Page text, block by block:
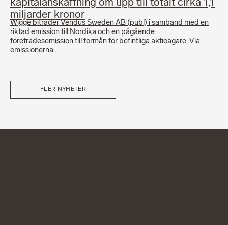
kapitalanskaffning om upp till totalt cirka 1,1
miljarder kronor
Wigge biträder Vendus Sweden AB (publ) i samband med en
riktad emission till Nordika och en pågående
företrädesemission till förmån för befintliga aktieägare. Via
emissionerna…
FLER NYHETER